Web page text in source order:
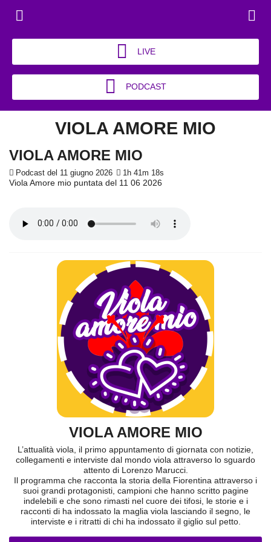
LIVE
PODCAST
VIOLA AMORE MIO
VIOLA AMORE MIO
Podcast del 11 giugno 2026 1h 41m 18s
Viola Amore mio puntata del 11 06 2026
VIOLA AMORE MIO
L’attualità viola, il primo appuntamento di giornata con notizie,
collegamenti e interviste dal mondo viola attraverso lo sguardo
attento di Lorenzo Marucci.
Il programma che racconta la storia della Fiorentina attraverso i
suoi grandi protagonisti, campioni che hanno scritto pagine
indelebili e che sono rimasti nel cuore dei tifosi, le storie e i
racconti di ha indossato la maglia viola lasciando il segno, le
interviste e i ritratti di chi ha indossato il giglio sul petto.